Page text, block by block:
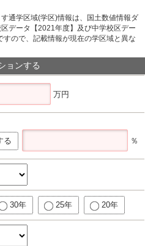
通学区域(学区)情報は、国土数値情報ダ
データ【2021年度】及び中学校区デー
ので、記載情報が現在の学区域と異な
ョンする
万円
る ％
30年 25年 20年